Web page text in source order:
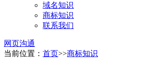
域名知识
商标知识
联系我们
网页沟通
当前位置： 首页>>商标知识